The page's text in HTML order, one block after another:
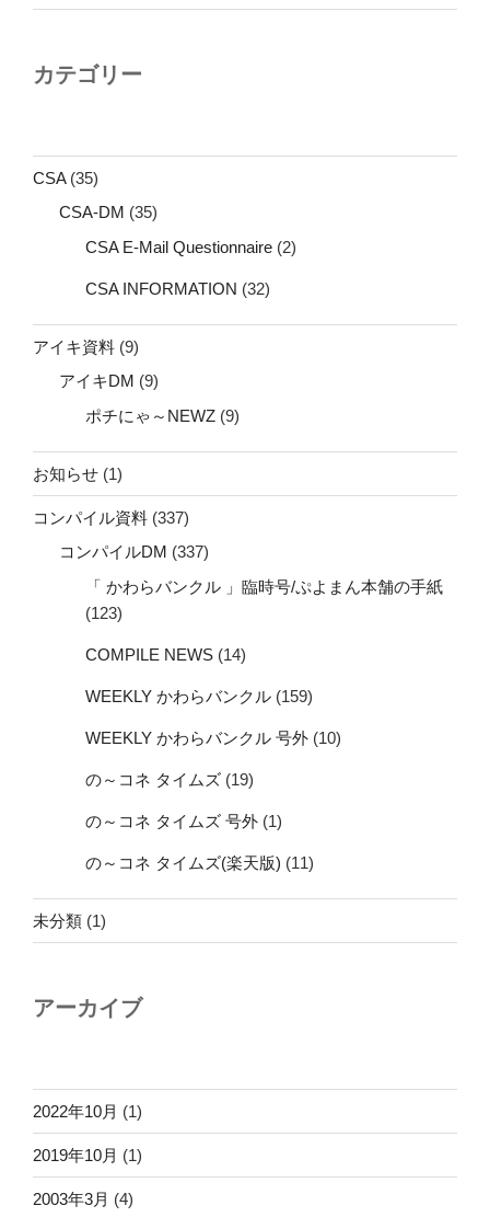
カテゴリー
CSA(35)
CSA-DM (35)
CSA E-Mail Questionnaire (2)
CSA INFORMATION (32)
アイキ資料 (9)
アイキDM (9)
ポチにゃ～NEWZ (9)
お知らせ (1)
コンパイル資料 (337)
コンパイルDM (337)
「 かわらバンクル 」臨時号/ぷよまん本舗の手紙
(123)
COMPILE NEWS (14)
WEEKLY かわらバンクル (159)
WEEKLY かわらバンクル 号外 (10)
の～コネ タイムズ (19)
の～コネ タイムズ 号外 (1)
の～コネ タイムズ(楽天版) (11)
未分類 (1)
アーカイブ
2022年10月 (1)
2019年10月 (1)
2003年3月 (4)